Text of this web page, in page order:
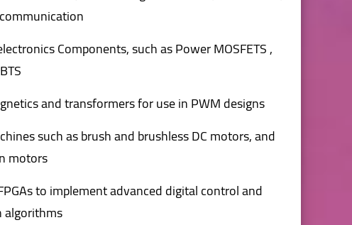
Components, such as Power MOSFETS ,
and transformers for use in PWM designs.
such as brush and brushless DC motors, and
motors.
to implement advanced digital control and